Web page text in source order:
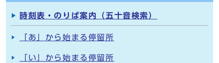
時刻表・のりば案内（五十音検索）
「あ」から始まる停留所
「い」から始まる停留所